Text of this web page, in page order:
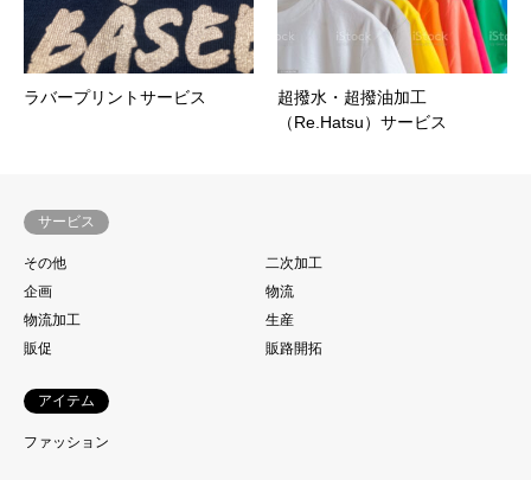
ラバープリントサービス
超撥水・超撥油加工
（Re.Hatsu）サービス
サービス
その他
二次加工
企画
物流
物流加工
生産
販促
販路開拓
アイテム
ファッション